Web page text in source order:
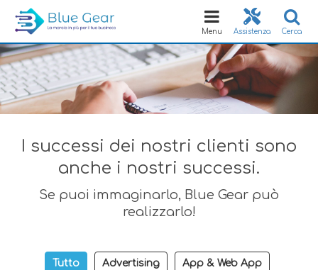
Cerca
Assistenza
Toggle
navigation
Menu
I successi dei nostri clienti sono
anche i nostri successi.
Se puoi immaginarlo, Blue Gear può
realizzarlo!
Tutto Advertising App & Web App